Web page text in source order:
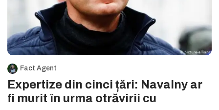
Fact Agent
Expertize din cinci țări: Navalny ar
fi murit în urma otrăvirii cu